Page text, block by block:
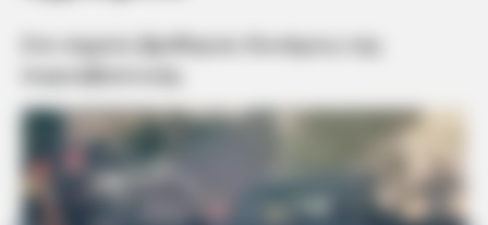
Στο σημείο βρέθηκαν δυνάμεις της